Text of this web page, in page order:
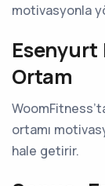
motivasyonla
Esenyurt
Ortam
ortamı
hale getirir.